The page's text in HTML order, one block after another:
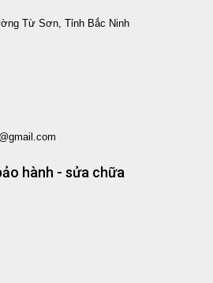
Từ Sơn, Tỉnh Bắc Ninh
hành - sửa chữa